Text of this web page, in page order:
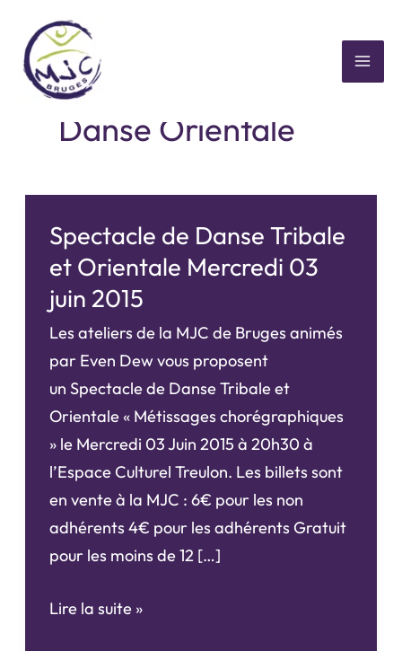
contenu
Danse Orientale
Spectacle de Danse Tribale
et Orientale Mercredi 03
juin 2015
Les ateliers de la MJC de Bruges animés
par Even Dew vous proposent
un Spectacle de Danse Tribale et
Orientale « Métissages chorégraphiques
» le Mercredi 03 Juin 2015 à 20h30 à
l’Espace Culturel Treulon. Les billets sont
en vente à la MJC : 6€ pour les non
adhérents 4€ pour les adhérents Gratuit
pour les moins de 12 […]
Spectacle
Lire la suite »